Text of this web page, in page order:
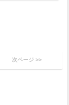
次ページ >>